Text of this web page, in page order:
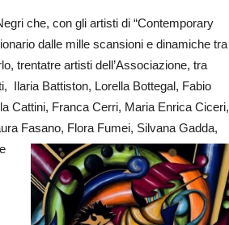
che, con gli artisti di “Contemporary
dalle mille scansioni e dinamiche tra
trentatre artisti dell’Associazione, tra
Ilaria Battiston, Lorella Bottegal, Fabio
Cattini, Franca Cerri, Maria Enrica Ciceri,
Fasano, Flora Fumei, Silvana Gadda,